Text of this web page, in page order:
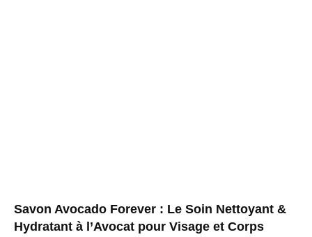
Savon Avocado Forever : Le Soin Nettoyant &
Hydratant à l’Avocat pour Visage et Corps